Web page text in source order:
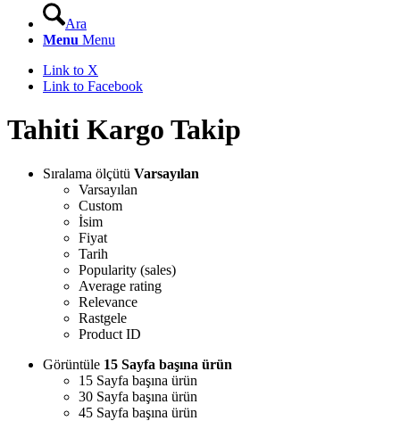
Ara
Menu Menu
Link to X
Link to Facebook
Tahiti Kargo Takip
Sıralama ölçütü Varsayılan
Varsayılan
Custom
İsim
Fiyat
Tarih
Popularity (sales)
Average rating
Relevance
Rastgele
Product ID
Görüntüle 15 Sayfa başına ürün
15 Sayfa başına ürün
30 Sayfa başına ürün
45 Sayfa başına ürün